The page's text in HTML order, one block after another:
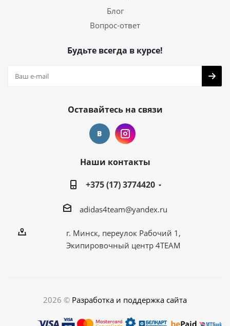
Блог
Вопрос-ответ
Будьте всегда в курсе!
Оставайтесь на связи
Наши контакты
+375 (17) 3774420
adidas4team@yandex.ru
г. Минск, переулок Рабочий 1,
Экипировочный центр 4TEAM
2026 © Разработка и поддержка сайта